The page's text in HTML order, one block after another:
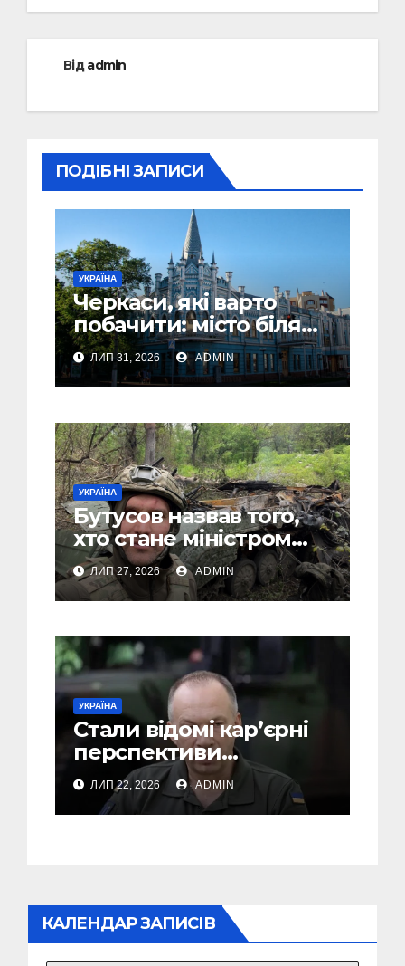
Відadmin
ПОДІБНІ ЗАПИСИ
УКРАЇНА
Черкаси, які варто
побачити: місто біля
Дніпра, зелені парки
та місця з особливою
атмосферою
ЛИП 31, 2026 ADMIN
УКРАЇНА
Бутусов назвав того,
хто стане міністром
оборони України, і
пояснив, чому інакше
не може бути
ЛИП 27, 2026 ADMIN
УКРАЇНА
Стали відомі кар’єрні
перспективи
Сирського після
звільнення з посади
Головкому ВСУ
ЛИП 22, 2026 ADMIN
КАЛЕНДАР ЗАПИСІВ